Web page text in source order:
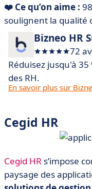
❤️ Ce qu’on aime :
soulignent la qualité
Bizneo HR
72
Réduisez jusqu'à
des RH.
En savoir plus sur
Cegid HR
Cegid HR s’impose
paysage des